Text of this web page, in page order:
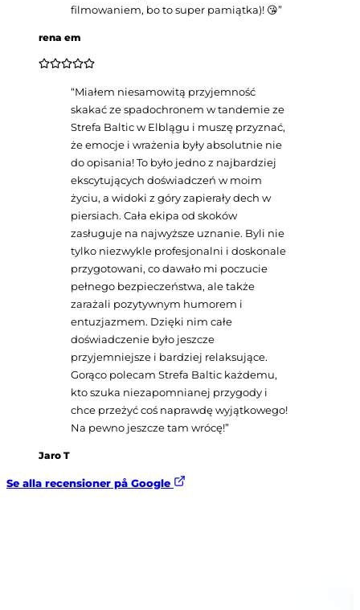
filmowaniem, bo to super pamiątka)! 😘”
rena em
“Miałem niesamowitą przyjemność
skakać ze spadochronem w tandemie ze
Strefa Baltic w Elblągu i muszę przyznać,
że emocje i wrażenia były absolutnie nie
do opisania! To było jedno z najbardziej
ekscytujących doświadczeń w moim
życiu, a widoki z góry zapierały dech w
piersiach. Cała ekipa od skoków
zasługuje na najwyższe uznanie. Byli nie
tylko niezwykle profesjonalni i doskonale
przygotowani, co dawało mi poczucie
pełnego bezpieczeństwa, ale także
zarażali pozytywnym humorem i
entuzjazmem. Dzięki nim całe
doświadczenie było jeszcze
przyjemniejsze i bardziej relaksujące.
Gorąco polecam Strefa Baltic każdemu,
kto szuka niezapomnianej przygody i
chce przeżyć coś naprawdę wyjątkowego!
Na pewno jeszcze tam wrócę!”
Jaro T
Se alla recensioner på Google